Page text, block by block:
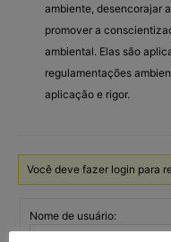
ambiente, desencorajar
promover a
ambiental. Elas são
regulamentações
aplicação e rigor.
Você deve fazer login para
Nome de usuário: